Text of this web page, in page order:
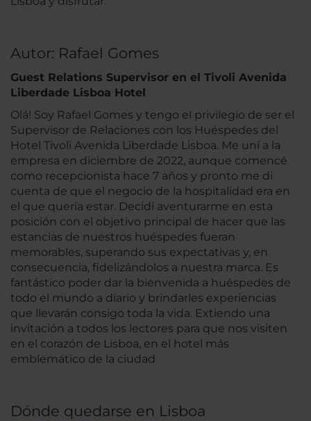
Autor: Rafael Gomes
Guest Relations Supervisor en el Tivoli Avenida
Liberdade Lisboa Hotel
Olá! Soy Rafael Gomes y tengo el privilegio de ser el
Supervisor de Relaciones con los Huéspedes del
Hotel Tivoli Avenida Liberdade Lisboa. Me uní a la
empresa en diciembre de 2022, aunque comencé
como recepcionista hace 7 años y pronto me di
cuenta de que el negocio de la hospitalidad era en
el que quería estar. Decidí aventurarme en esta
posición con el objetivo principal de hacer que las
estancias de nuestros huéspedes fueran
memorables, superando sus expectativas y, en
consecuencia, fidelizándolos a nuestra marca. Es
fantástico poder dar la bienvenida a huéspedes de
todo el mundo a diario y brindarles experiencias
que llevarán consigo toda la vida. Extiendo una
invitación a todos los lectores para que nos visiten
en el corazón de Lisboa, en el hotel más
emblemático de la ciudad
Dónde quedarse en Lisboa